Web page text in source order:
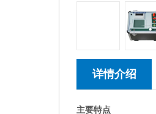
详情介绍
主要特点